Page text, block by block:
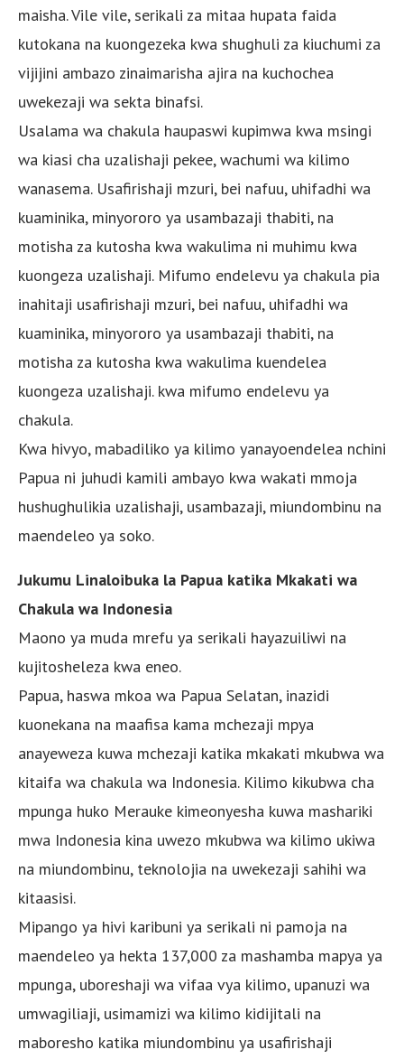
maisha. Vile vile, serikali za mitaa hupata faida
kutokana na kuongezeka kwa shughuli za kiuchumi za
vijijini ambazo zinaimarisha ajira na kuchochea
uwekezaji wa sekta binafsi.
Usalama wa chakula haupaswi kupimwa kwa msingi
wa kiasi cha uzalishaji pekee, wachumi wa kilimo
wanasema. Usafirishaji mzuri, bei nafuu, uhifadhi wa
kuaminika, minyororo ya usambazaji thabiti, na
motisha za kutosha kwa wakulima ni muhimu kwa
kuongeza uzalishaji. Mifumo endelevu ya chakula pia
inahitaji usafirishaji mzuri, bei nafuu, uhifadhi wa
kuaminika, minyororo ya usambazaji thabiti, na
motisha za kutosha kwa wakulima kuendelea
kuongeza uzalishaji. kwa mifumo endelevu ya
chakula.
Kwa hivyo, mabadiliko ya kilimo yanayoendelea nchini
Papua ni juhudi kamili ambayo kwa wakati mmoja
hushughulikia uzalishaji, usambazaji, miundombinu na
maendeleo ya soko.
Jukumu Linaloibuka la Papua katika Mkakati wa
Chakula wa Indonesia
Maono ya muda mrefu ya serikali hayazuiliwi na
kujitosheleza kwa eneo.
Papua, haswa mkoa wa Papua Selatan, inazidi
kuonekana na maafisa kama mchezaji mpya
anayeweza kuwa mchezaji katika mkakati mkubwa wa
kitaifa wa chakula wa Indonesia. Kilimo kikubwa cha
mpunga huko Merauke kimeonyesha kuwa mashariki
mwa Indonesia kina uwezo mkubwa wa kilimo ukiwa
na miundombinu, teknolojia na uwekezaji sahihi wa
kitaasisi.
Mipango ya hivi karibuni ya serikali ni pamoja na
maendeleo ya hekta 137,000 za mashamba mapya ya
mpunga, uboreshaji wa vifaa vya kilimo, upanuzi wa
umwagiliaji, usimamizi wa kilimo kidijitali na
maboresho katika miundombinu ya usafirishaji